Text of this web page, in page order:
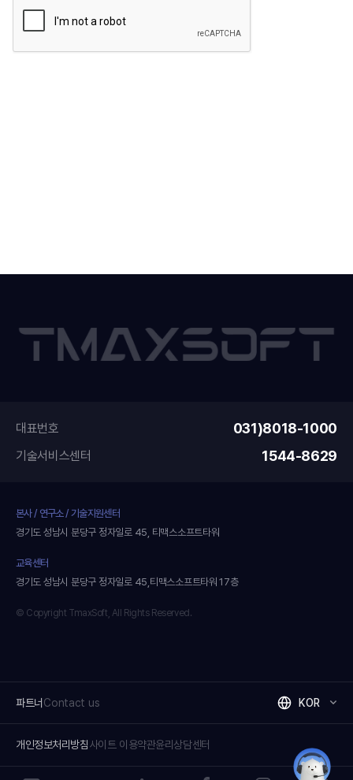
대표번호 031)8018-1000
기술서비스센터 1544-8629
본사 / 연구소 / 기술지원센터
경기도 성남시 분당구 정자일로 45, 티맥스소프트타워
교육센터
경기도 성남시 분당구 정자일로 45,티맥스소프트타워 17층
© Copyright TmaxSoft, All Rights Reserved.
파트너Contact us KOR
개인정보처리방침사이트 이용약관윤리상담센터
네이버블로그 새창(새탭)열기
유튜브 새창(새탭)열기링크드인 새창(새탭)열기페이스북 새창(새탭)열기인스타그램 새창(새탭)열
카카오채